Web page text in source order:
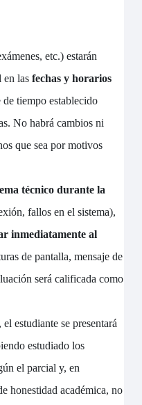
etc.) estarán
en lasfechas y horarios
tiempo establecido
No habrá cambios ni
que sea por motivos
técnico durante la
fallos en el sistema),
inmediatamente al
de pantalla, mensaje de
será calificada como
estudiante se presentará
estudiado los
el parcial y, en
honestidad académica, no